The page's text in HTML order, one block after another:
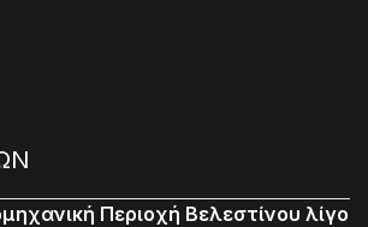
Περιοχή Βελεστίνου λίγο